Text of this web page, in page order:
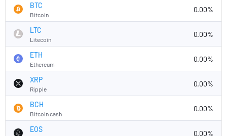
BTC
Bitcoin
0.00%
LTC
Litecoin
0.00%
ETH
Ethereum
0.00%
XRP
Ripple
0.00%
BCH
Bitcoin cash
0.00%
EOS 0.00%